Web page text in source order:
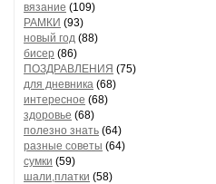
вязание (109)
РАМКИ (93)
новый год (88)
бисер (86)
ПОЗДРАВЛЕНИЯ (75)
для дневника (68)
интересное (68)
здоровье (68)
полезно знать (64)
разные советы (64)
сумки (59)
шали,платки (58)